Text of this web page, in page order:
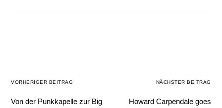
VORHERIGER BEITRAG
Von der Punkkapelle zur Big
NÄCHSTER BEITRAG
Howard Carpendale goes